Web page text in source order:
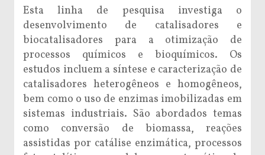
Esta linha de pesquisa investiga o
desenvolvimento de catalisadores e
biocatalisadores para a otimização de
processos químicos e bioquímicos. Os
estudos incluem a síntese e caracterização de
catalisadores heterogêneos e homogêneos,
bem como o uso de enzimas imobilizadas em
sistemas industriais. São abordados temas
como conversão de biomassa, reações
assistidas por catálise enzimática, processos